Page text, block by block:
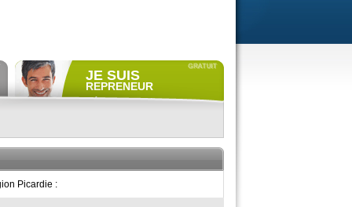
JE SUIS
REPRENEUR
Déposer gratuitementune
ACCÈS REPRENEUR
Picardie :